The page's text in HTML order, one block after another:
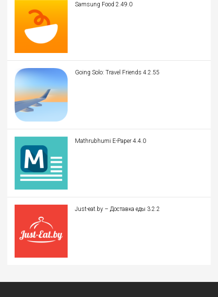
Samsung Food 2.49.0
Going Solo: Travel Friends 4.2.55
Mathrubhumi E-Paper 4.4.0
Just-eat.by – Доставка еды 3.2.2